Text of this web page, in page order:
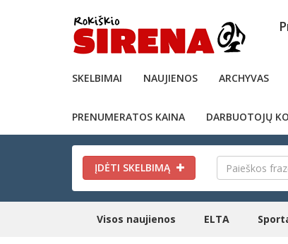
SKELBIMAI NAUJIENOS ARCHYVAS
PRENUMERATOS KAINA DARBUOTOJŲ
ĮDĖTI SKELBIMĄ
Visos naujienos ELTA